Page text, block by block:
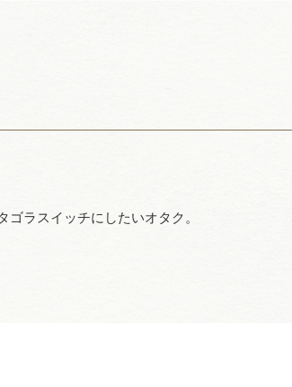
ゴラスイッチにしたいオタク。